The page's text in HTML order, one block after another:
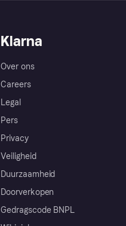
Klarna
Over ons
Careers
Legal
Pers
Privacy
Veiligheid
Duurzaamheid
Doorverkopen
Gedragscode BNPL